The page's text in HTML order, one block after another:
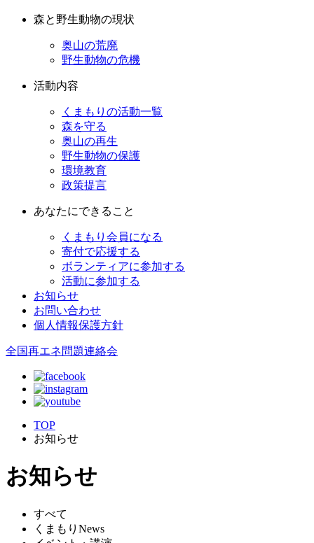
森と野生動物の現状
奥山の荒廃
野生動物の危機
活動内容
くまもりの活動一覧
森を守る
奥山の再生
野生動物の保護
環境教育
政策提言
あなたにできること
くまもり会員になる
寄付で応援する
ボランティアに参加する
活動に参加する
お知らせ
お問い合わせ
個人情報保護方針
全国再エネ問題連絡会
TOP
お知らせ
お知らせ
すべて
くまもりNews